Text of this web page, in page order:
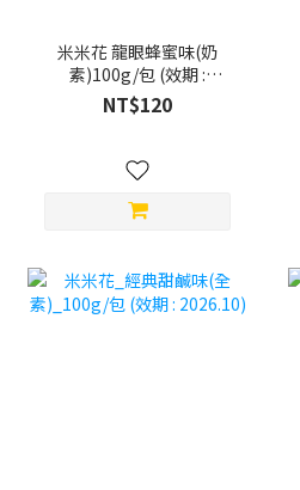
米米花 龍眼蜂蜜味(奶
素)100g/包 (效期 :
2026.11)
NT$120